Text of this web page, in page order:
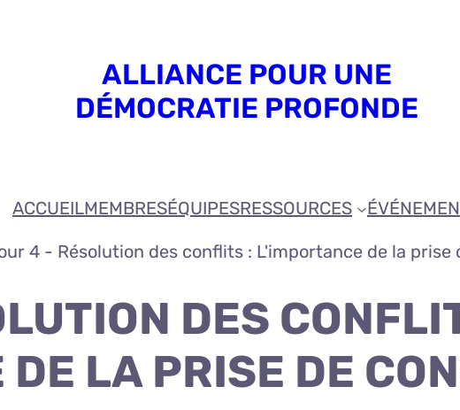
ALLIANCE POUR UNE
DÉMOCRATIE PROFONDE
ACCUEILMEMBRESÉQUIPESRESSOURCES
4 - Résolution des conflits : L'importance de la prise
DES
LA PRISE DE